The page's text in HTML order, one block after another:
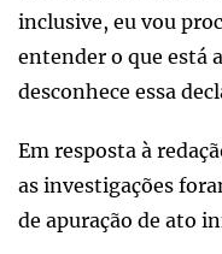
inclusive, eu vou
entender o que está
desconhece essa
Em resposta à
as investigações
de apuração de ato